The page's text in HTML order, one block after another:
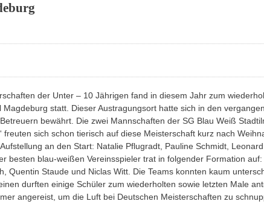
der Unter – 10 Jährigen fand in diesem Jahr zum
statt. Dieser Austragungsort hatte sich in den
bewährt. Die zwei Mannschaften der SG Blau Weiß
freuten sich schon tierisch auf diese Meisterschaft kurz nach
an den Start: Natalie Pflugradt, Pauline Schmidt,
besten blau-weißen Vereinsspieler trat in folgender Formation auf:
Quentin Staude und Niclas Witt. Die Teams konnten kaum
durften einige Schüler zum wiederholten sowie letzten Male
angereist, um die Luft bei Deutschen Meisterschaften zu